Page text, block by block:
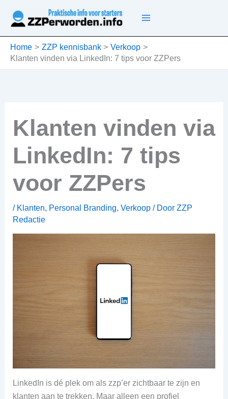
naar
inhoud
Home ZZP kennisbank
Verkoop
Klanten vinden via LinkedIn: 7 tips voor ZZPers
Klanten vinden via
LinkedIn: 7 tips
voor ZZPers
/ Klanten, Personal Branding, Verkoop/ Door ZZP
Redactie
LinkedIn is dé plek om als zzp’er zichtbaar te zijn en
klanten aan te trekken. Maar alleen een profiel